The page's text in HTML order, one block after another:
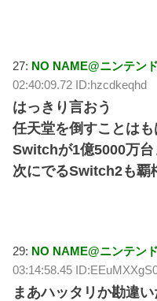
27: NO NAME@ニンテン
02:40:09.72 ID:hzcdkeqhd
はっきり言おう
任天堂を倒すことは
Switchが1億5000万台
次にでるSwitch2も覇
29: NO NAME@ニンテン
03:14:58.45
まあハッタリか勘違